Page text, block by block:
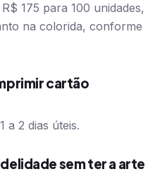
175 para 100 unidades,
na colorida, conforme
cartão
a 2 dias úteis.
sem ter a arte